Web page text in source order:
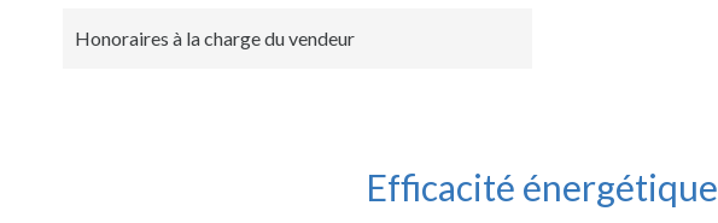
Honoraires à la charge du vendeur
Efficacité énergétique